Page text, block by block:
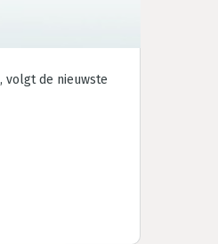
volgt de nieuwste